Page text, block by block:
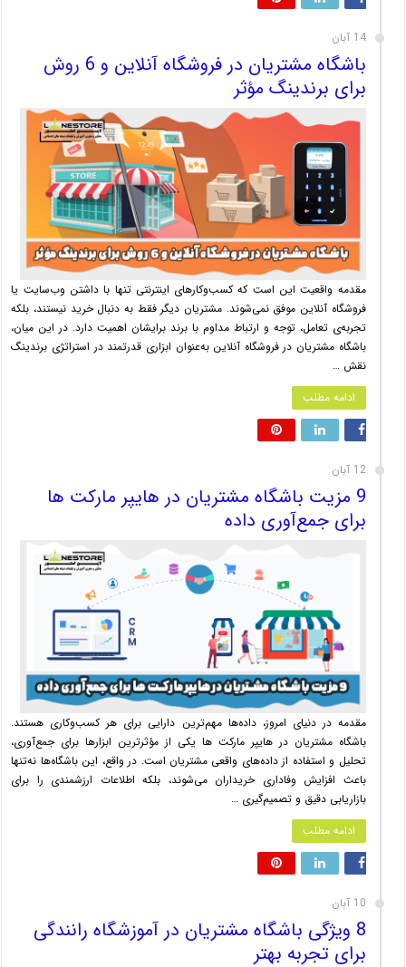
14 آبان
باشگاه مشتریان در فروشگاه آنلاین و 6 روش
برای برندینگ مؤثر
مقدمه واقعیت این است که کسب‌وکارهای اینترنتی تنها با داشتن وب‌سایت یا
فروشگاه آنلاین موفق نمی‌شوند. مشتریان دیگر فقط به دنبال خرید نیستند، بلکه
تجربه‌ی تعامل، توجه و ارتباط مداوم با برند برایشان اهمیت دارد. در این میان،
باشگاه مشتریان در فروشگاه آنلاین به‌عنوان ابزاری قدرتمند در استراتژی برندینگ
نقش …
ادامه مطلب
12 آبان
9 مزیت باشگاه مشتریان در هایپر مارکت ها
برای جمع‌آوری داده
مقدمه در دنیای امروز، داده‌ها مهم‌ترین دارایی برای هر کسب‌وکاری هستند.
باشگاه مشتریان در هایپر مارکت ها یکی از مؤثرترین ابزارها برای جمع‌آوری،
تحلیل و استفاده از داده‌های واقعی مشتریان است. در واقع، این باشگاه‌ها نه‌تنها
باعث افزایش وفاداری خریداران می‌شوند، بلکه اطلاعات ارزشمندی را برای
بازاریابی دقیق و تصمیم‌گیری …
ادامه مطلب
10 آبان
8 ویژگی باشگاه مشتریان در آموزشگاه‌ رانندگی
برای تجربه بهتر